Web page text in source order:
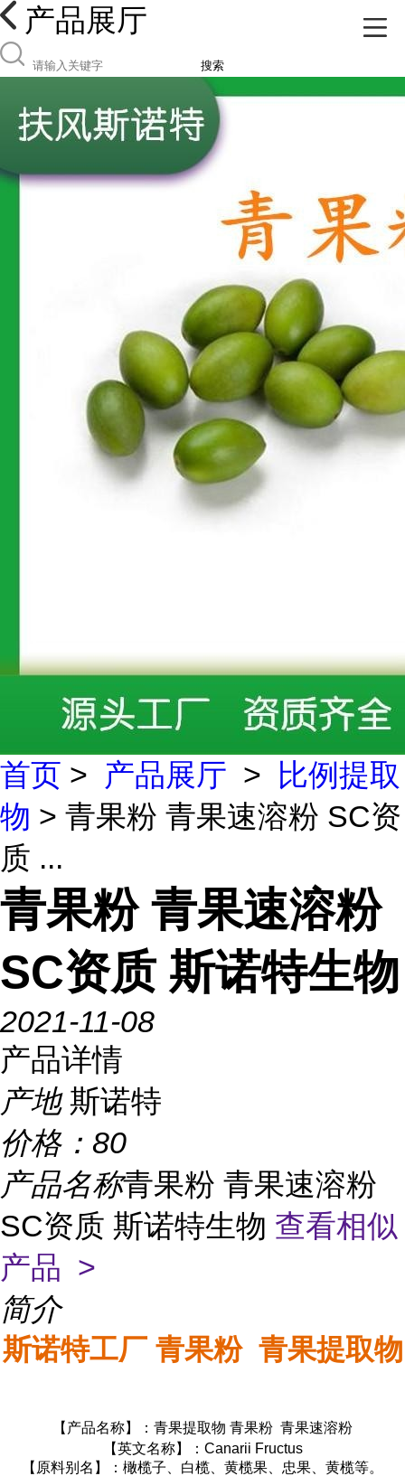
产品展厅
搜索
首页 > 产品展厅 >
比例提取
物 > 青果粉 青果速溶粉 SC资
质 ...
青果粉 青果速溶粉
SC资质 斯诺特生物
2021-11-08
产品详情
产地 斯诺特
价格： 80
产品名称青果粉 青果速溶粉
SC资质 斯诺特生物 查看相似
产品 >
简介
斯诺特工厂 青果粉 青果提取物
【产品名称】：青果提取物 青果粉 青果速溶粉
【英文名称】：Canarii Fructus
【原料别名】：橄榄子、白榄、黄榄果、忠果、黄榄等。